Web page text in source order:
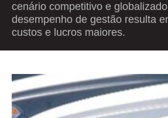
cenário competitivo e
desempenho de gestão resulta
custos e lucros maiores.